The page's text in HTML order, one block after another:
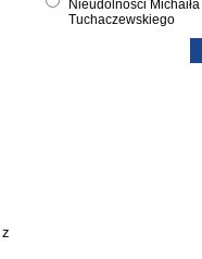
Nieudolności Michaiła
Tuchaczewskiego